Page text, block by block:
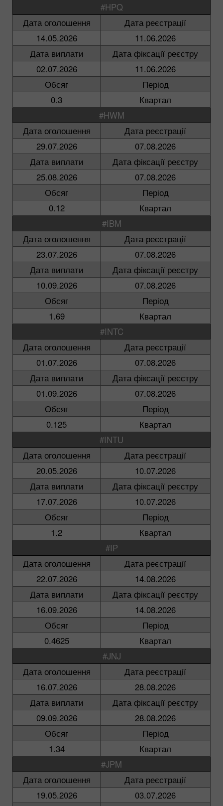
#HPQ
Дата оголошення
Дата реєстрації
14.05.2026
11.06.2026
Дата виплати
Дата фіксації реєстру
02.07.2026
11.06.2026
Обсяг
Період
0.3
Квартал
#HWM
Дата оголошення
Дата реєстрації
29.07.2026
07.08.2026
Дата виплати
Дата фіксації реєстру
25.08.2026
07.08.2026
Обсяг
Період
0.12
Квартал
#IBM
Дата оголошення
Дата реєстрації
23.07.2026
07.08.2026
Дата виплати
Дата фіксації реєстру
10.09.2026
07.08.2026
Обсяг
Період
1.69
Квартал
#INTC
Дата оголошення
Дата реєстрації
01.07.2026
07.08.2026
Дата виплати
Дата фіксації реєстру
01.09.2026
07.08.2026
Обсяг
Період
0.125
Квартал
#INTU
Дата оголошення
Дата реєстрації
20.05.2026
10.07.2026
Дата виплати
Дата фіксації реєстру
17.07.2026
10.07.2026
Обсяг
Період
1.2
Квартал
#IP
Дата оголошення
Дата реєстрації
22.07.2026
14.08.2026
Дата виплати
Дата фіксації реєстру
16.09.2026
14.08.2026
Обсяг
Період
0.4625
Квартал
#JNJ
Дата оголошення
Дата реєстрації
16.07.2026
28.08.2026
Дата виплати
Дата фіксації реєстру
09.09.2026
28.08.2026
Обсяг
Період
1.34
Квартал
#JPM
Дата оголошення
Дата реєстрації
19.05.2026
03.07.2026